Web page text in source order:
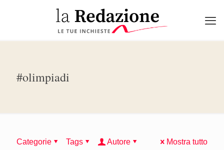
#olimpiadi
Categorie Tags Autore Mostra tutto